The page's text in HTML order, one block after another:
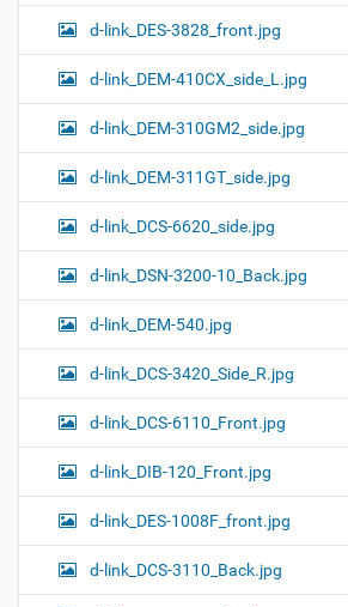
d-link_DES-3828_front.jpg
d-link_DEM-410CX_side_L.jpg
d-link_DEM-310GM2_side.jpg
d-link_DEM-311GT_side.jpg
d-link_DCS-6620_side.jpg
d-link_DSN-3200-10_Back.jpg
d-link_DEM-540.jpg
d-link_DCS-3420_Side_R.jpg
d-link_DCS-6110_Front.jpg
d-link_DIB-120_Front.jpg
d-link_DES-1008F_front.jpg
d-link_DCS-3110_Back.jpg